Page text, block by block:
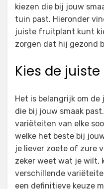
kiezen die bij jouw
tuin past. Hieronder
juiste fruitplant kunt
zorgen dat hij gezond
Kies de
Het is belangrijk om
die bij jouw smaak
variëteiten van elke
welke het beste bij
je liever zoete of zure
zeker weet wat je wilt,
verschillende
een definitieve keuze